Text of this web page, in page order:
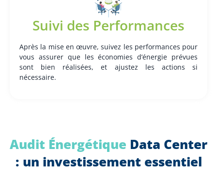
Suivi des Performances
Après la mise en œuvre, suivez les performances pour
vous assurer que les économies d’énergie prévues
sont bien réalisées, et ajustez les actions si
nécessaire.
Audit Énergétique Data Center
: un investissement essentiel